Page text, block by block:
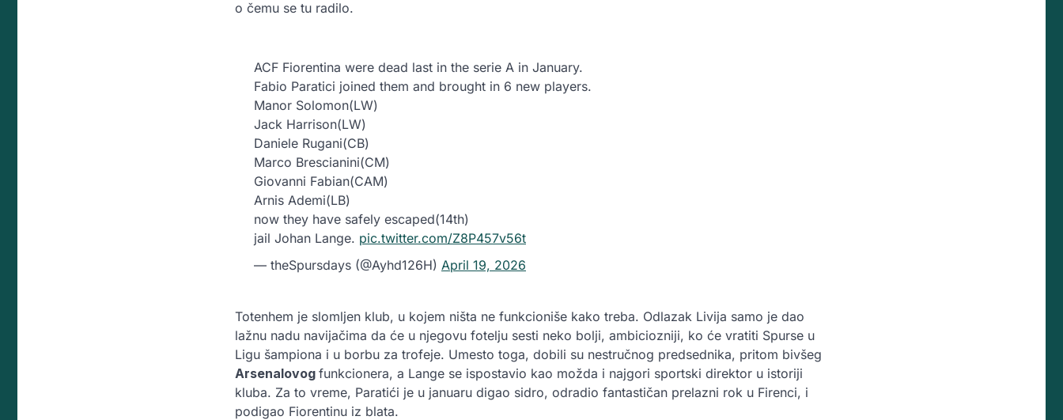
o čemu se tu radilo.
ACF Fiorentina were dead last in the serie A in January.
Fabio Paratici joined them and brought in 6 new players.
Manor Solomon(LW)
Jack Harrison(LW)
Daniele Rugani(CB)
Marco Brescianini(CM)
Giovanni Fabian(CAM)
Arnis Ademi(LB)
now they have safely escaped(14th)
jail Johan Lange. pic.twitter.com/Z8P457v56t
— theSpursdays (@Ayhd126H) April 19, 2026
Totenhem je slomljen klub, u kojem ništa ne funkcioniše kako treba. Odlazak Livija samo je dao
lažnu nadu navijačima da će u njegovu fotelju sesti neko bolji, ambiciozniji, ko će vratiti Spurse u
Ligu šampiona i u borbu za trofeje. Umesto toga, dobili su nestručnog predsednika, pritom bivšeg
Arsenalovog funkcionera, a Lange se ispostavio kao možda i najgori sportski direktor u istoriji
kluba. Za to vreme, Paratići je u januaru digao sidro, odradio fantastičan prelazni rok u Firenci, i
podigao Fiorentinu iz blata.